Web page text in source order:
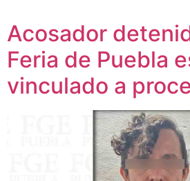
Acosador
Feria de Puebla
vinculado a